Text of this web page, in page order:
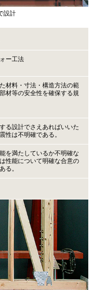
設計
ー工法
材料・寸法・構造方法の範
材等の安全性を確保する規
る設計でさえあればいいた
性は不明確である。
を満たしているか不明確な
性能について明確な合意の
る。